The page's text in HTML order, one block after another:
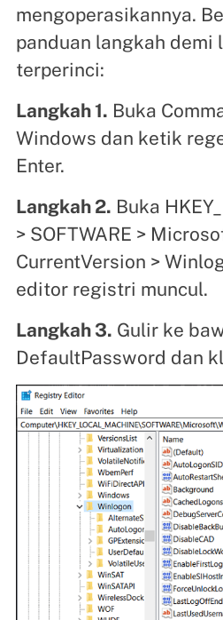
mengoperasikannya.
panduan langkah demi
terperinci:
Langkah 1. Buka
Windows dan ketik
Enter.
Langkah 2. Buka
> SOFTWARE >
CurrentVersion >
editor registri muncul.
Langkah 3. Gulir ke
DefaultPassword dan